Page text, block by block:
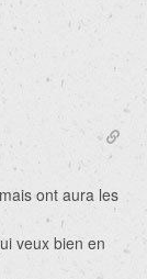
ont aura les
veux bien en